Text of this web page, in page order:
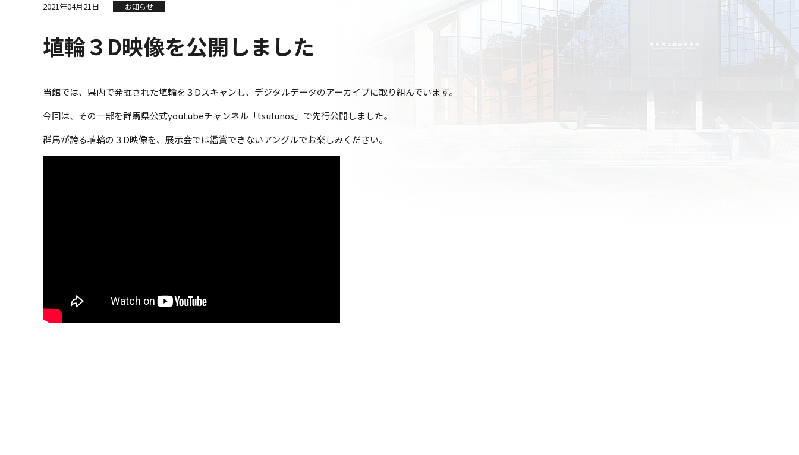
2021年04月21日 お知らせ
埴輪３D映像を公開しました
当館では、県内で発掘された埴輪を３Dスキャンし、デジタルデータのアーカイブに取り組んでいます。
今回は、その一部を群馬県公式youtubeチャンネル「tsulunos」で先行公開しました。
群馬が誇る埴輪の３D映像を、展示会では鑑賞できないアングルでお楽しみください。